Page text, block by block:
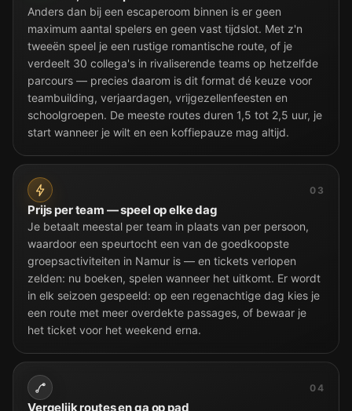
Anders dan bij een escaperoom binnen is er geen
maximum aantal spelers en geen vast tijdslot. Met z'n
tweeën speel je een rustige romantische route, of je
verdeelt 30 collega's in rivaliserende teams op hetzelfde
parcours — precies daarom is dit format dé keuze voor
teambuilding, verjaardagen, vrijgezellenfeesten en
schoolgroepen. De meeste routes duren 1,5 tot 2,5 uur, je
start wanneer je wilt en een koffiepauze mag altijd.
03
Prijs per team — speel op elke dag
Je betaalt meestal per team in plaats van per persoon,
waardoor een speurtocht een van de goedkoopste
groepsactiviteiten in Namur is — en tickets verlopen
zelden: nu boeken, spelen wanneer het uitkomt. Er wordt
in elk seizoen gespeeld: op een regenachtige dag kies je
een route met meer overdekte passages, of bewaar je
het ticket voor het weekend erna.
04
Vergelijk routes en ga op pad